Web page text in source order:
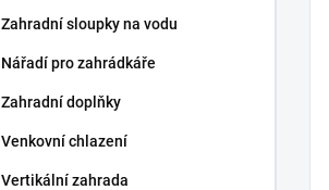
Zahradní sloupky na vodu
Nářadí pro zahrádkáře
Zahradní doplňky
Venkovní chlazení
Vertikální zahrada